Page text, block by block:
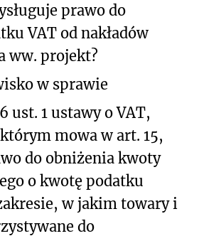
prawo do
VAT od nakładów
ww. projekt?
w sprawie
ust. 1 ustawy o VAT,
mowa w art. 15,
do obniżenia kwoty
o kwotę podatku
w jakim towary i
do